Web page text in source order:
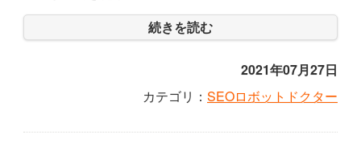
続きを読む
2021年07月27日
カテゴリ： SEOロボットドクター